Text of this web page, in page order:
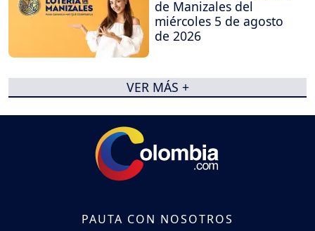
de Manizales del
miércoles 5 de agosto
de 2026
VER MÁS +
PAUTA CON NOSOTROS